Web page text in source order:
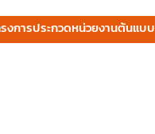
งการประกวดหน่วยงานต้นแบบ